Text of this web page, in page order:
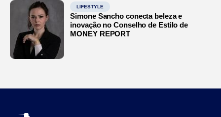
LIFESTYLE
Simone Sancho conecta beleza e
inovação no Conselho de Estilo de
MONEY REPORT